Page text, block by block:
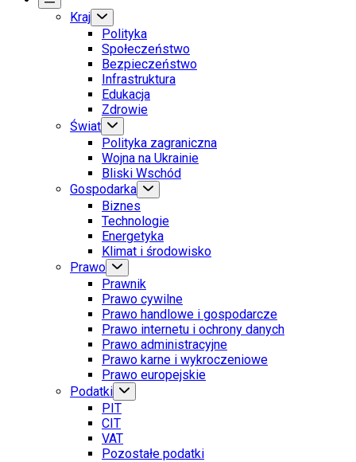
Kraj
Polityka
Społeczeństwo
Bezpieczeństwo
Infrastruktura
Edukacja
Zdrowie
Świat
Polityka zagraniczna
Wojna na Ukrainie
Bliski Wschód
Gospodarka
Biznes
Technologie
Energetyka
Klimat i środowisko
Prawo
Prawnik
Prawo cywilne
Prawo handlowe i gospodarcze
Prawo internetu i ochrony danych
Prawo administracyjne
Prawo karne i wykroczeniowe
Prawo europejskie
Podatki
PIT
CIT
VAT
Pozostałe podatki